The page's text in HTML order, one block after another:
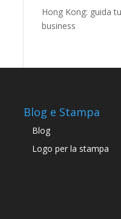
Hong Kong: guida
business
Blog e Stampa
Blog
Logo per la stampa